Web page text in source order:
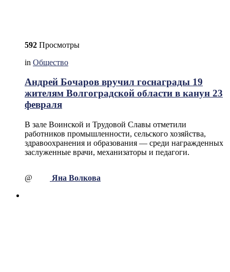
592 Просмотры
in Общество
Андрей Бочаров вручил госнаграды 19
жителям Волгоградской области в канун 23
февраля
В зале Воинской и Трудовой Славы отметили
работников промышленности, сельского хозяйства,
здравоохранения и образования — среди награжденных
заслуженные врачи, механизаторы и педагоги.
@ Яна Волкова